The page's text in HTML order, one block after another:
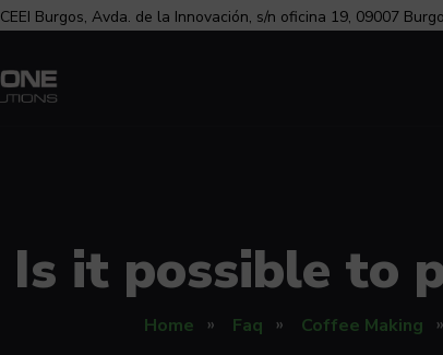
CEEI Burgos, Avda. de la Innovación, s/n oficina 19, 09007
Is it possible to
Home Faq Coffee Making